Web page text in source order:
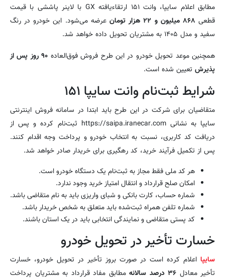
مطابق اعلام سایپا، وانت ۱۵۱ ارتقاءیافته GX با لاینر پاششی با قیمت
قطعی ۸۶۸ میلیون و ۲۲ هزار تومان
عرضه می‌شود. این خودرو در رنگ
سفید و مدل ۱۴۰۵ به مشتریان تحویل داده خواهد شد.
همچنین موعد تحویل خودرو در این طرح فروش فوق‌العاده
۹۰ روز پس از
پذیرش تعیین شده است.
شرایط ثبت‌نام وانت سایپا ۱۵۱
متقاضیان برای شرکت در این طرح باید ابتدا در سامانه فروش اینترنتی
سایپا به نشانی https://saipa.iranecar.com ثبت‌نام کرده و پس از
دریافت کد کاربری، نسبت به انتخاب خودرو و پرداخت وجه اقدام کنند.
پس از تکمیل فرآیند خرید، کد رهگیری برای خریدار صادر خواهد شد.
هر کد ملی فقط مجاز به ثبت‌نام یک دستگاه خودرو است.
امکان صلح قرارداد و انتقال امتیاز خرید وجود ندارد.
شماره حساب، کارت بانکی و شبای واریزی باید به نام متقاضی باشد.
شماره تلفن همراه ثبت‌شده باید متعلق به شخص خریدار باشد.
کد پستی متقاضی و نمایندگی انتخابی باید در یک استان باشند.
خسارت تأخیر در تحویل خودرو
سایپا اعلام کرده است در صورت بروز تأخیر در تحویل خودرو، خسارت
تأخیر معادل ۳۶ درصد سالانه
مطابق مفاد قرارداد به مشتریان پرداخت